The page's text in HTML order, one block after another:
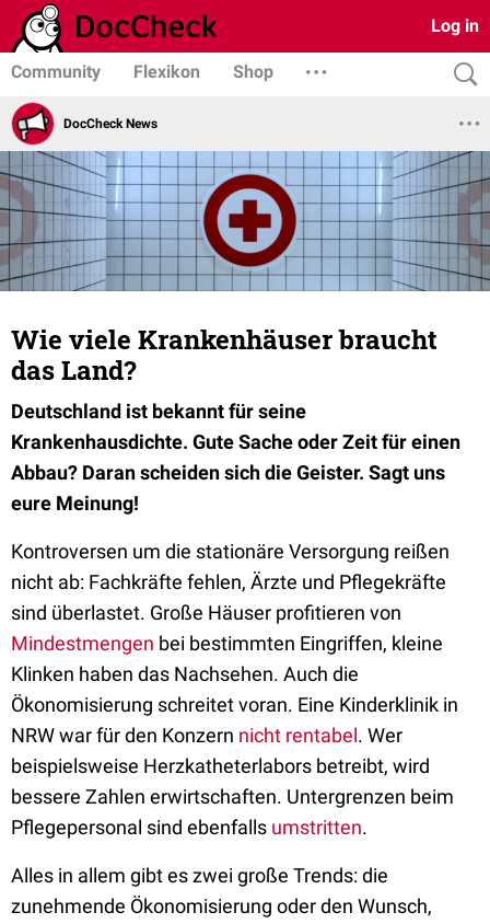
Log in
Community Flexikon Shop
DocCheck News
Wie viele Krankenhäuser braucht
das Land?
Deutschland ist bekannt für seine
Krankenhausdichte. Gute Sache oder Zeit für einen
Abbau? Daran scheiden sich die Geister. Sagt uns
eure Meinung!
Kontroversen um die stationäre Versorgung reißen
nicht ab: Fachkräfte fehlen, Ärzte und Pflegekräfte
sind überlastet. Große Häuser profitieren von
Mindestmengen bei bestimmten Eingriffen, kleine
Klinken haben das Nachsehen. Auch die
Ökonomisierung schreitet voran. Eine Kinderklinik in
NRW war für den Konzern nicht rentabel. Wer
beispielsweise Herzkatheterlabors betreibt, wird
bessere Zahlen erwirtschaften. Untergrenzen beim
Pflegepersonal sind ebenfalls umstritten.
Alles in allem gibt es zwei große Trends: die
zunehmende Ökonomisierung oder den Wunsch,